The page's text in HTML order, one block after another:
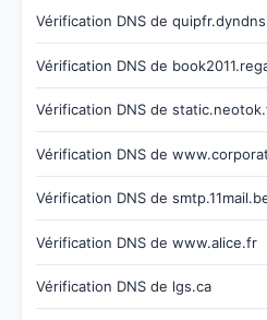
Vérification DNS de
Vérification DNS de
Vérification DNS de
Vérification DNS de
Vérification DNS de
Vérification DNS de www.alice.fr
Vérification DNS de lgs.ca